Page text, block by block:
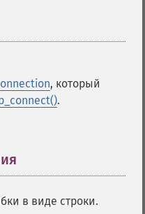
, который
.
в виде строки.